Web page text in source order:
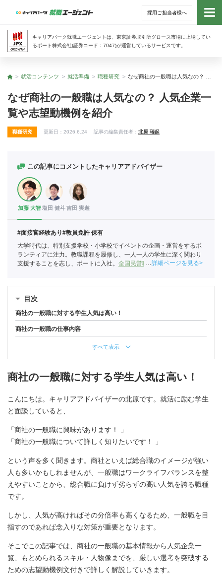
採用ご担当者様へ
キャリアパーク就職エージェントは、東京証券取引所グロース市場に上場してい
るポート株式会社(証券コード：7047)が運営しているサービスです。
トッ
トップ
就活コンテンツ 就活準備 職種研究
なぜ商社の一般職は人気なの？ 人気企業一
覧や志望動機例を紹介
職種研究 更新日： 2026.6.24 記事の編集責任者： 北原 瑞起
この記事にコメントしたキャリアアドバイザー
加藤 大智塩田 健斗吉田 実遊
#面接官経験あり#教員免許 保有
大学時代は、特別支援学校・小学校でイベントの企画・運営をするボ
ランティアに注力。教職課程を履修し、一人一人の学生に深く関わり
支援することを志し、ポートに入社。 全国民営職業紹介事業協会職業
詳細ページを見る
目次
商社の一般職に対する学生人気は高い！
商社の一般職の仕事内容
すべて表示
商社の一般職に対する学生人気は高い！
こんにちは。キャリアアドバイザーの北原です。就活に励む学生
と面談していると、
「商社の一般職に興味があります！ 」
「商社の一般職について詳しく知りたいです！ 」
という声を多く聞きます。商社といえば総合職のイメージが強い
人も多いかもしれませんが、一般職はワークライフバランスを整
えやすいことから、総合職に負けず劣らずの高い人気を誇る職種
です。
しかし、人気が高ければその分倍率も高くなるため、一般職を目
指すのであれば念入りな対策が重要となります。
そこでこの記事では、商社の一般職の基本情報から人気企業一
覧、もとめられるスキル・人物像までを、厳しい選考を突破する
ための志望動機例文付きで詳しく解説していきます。